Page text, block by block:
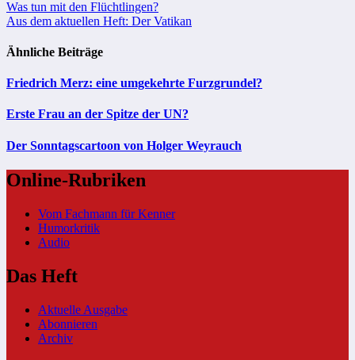
Beitragsnavigation
Was tun mit den Flüchtlingen?
Aus dem aktuellen Heft: Der Vatikan
Ähnliche Beiträge
Friedrich Merz: eine umgekehrte Furzgrundel?
Erste Frau an der Spitze der UN?
Der Sonntagscartoon von Holger Weyrauch
Online-Rubriken
Vom Fachmann für Kenner
Humorkritik
Audio
Das Heft
Aktuelle Ausgabe
Abonnieren
Archiv